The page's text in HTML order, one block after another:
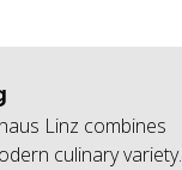
Linz combines
culinary variety.